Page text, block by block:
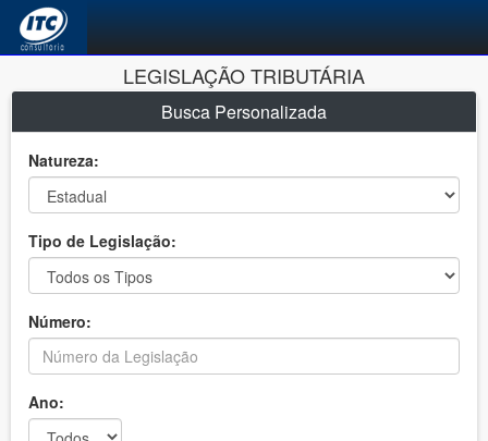
LEGISLAÇÃO TRIBUTÁRIA
Busca Personalizada
Natureza:
Tipo de Legislação:
Número:
Ano: